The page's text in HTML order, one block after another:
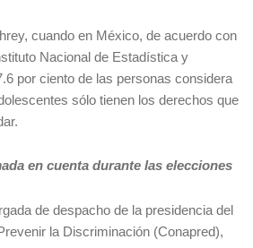
cuando en México, de acuerdo con
Nacional de Estadística y
por ciento de las personas considera
sólo tienen los derechos que
en cuenta durante las elecciones
de despacho de la presidencia del
la Discriminación (Conapred),